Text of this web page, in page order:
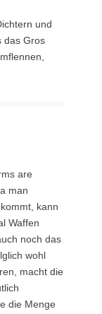
und
das Gros
are
man
kann
Waffen
noch das
wohl
macht die
die Menge